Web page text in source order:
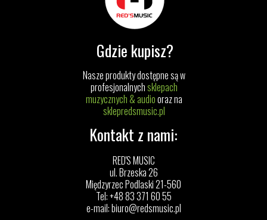
Nasze produkty dostępne są w
profesjonalnychsklepach
muzycznych & audiooraz na
sklepredsmusic.pl
Gdzie kupisz?
Kontakt z nami:
RED'S MUSIC
ul. Brzeska 26
Międzyrzec Podlaski 21-560
Tel: +48 83 371 60 55
e-mail:biuro@redsmusic.pl